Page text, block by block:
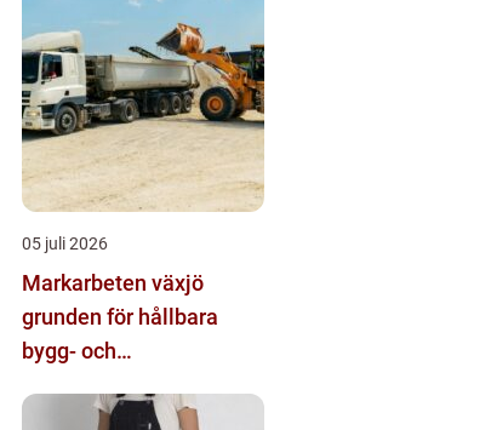
05 juli 2026
Markarbeten växjö
grunden för hållbara
bygg- och